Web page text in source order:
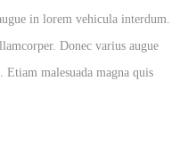
in lorem vehicula interdum.
Donec varius augue
malesuada magna quis